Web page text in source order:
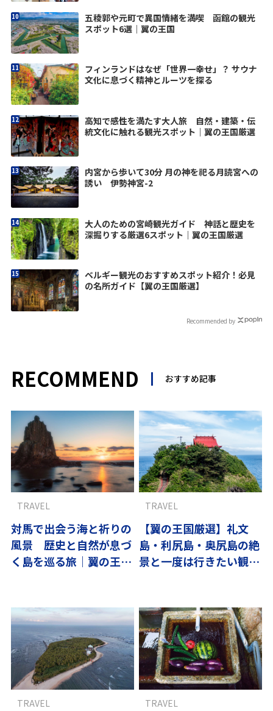
五稜郭や元町で異国情緒を満喫 函館の観光
スポット6選｜翼の王国
フィンランドはなぜ「世界一幸せ」？ サウナ
文化に息づく精神とルーツを探る
高知で感性を満たす大人旅 自然・建築・伝
統文化に触れる観光スポット｜翼の王国厳選
内宮から歩いて30分 月の神を祀る月読宮への
誘い 伊勢神宮-2
大人のための宮崎観光ガイド 神話と歴史を
深掘りする厳選6スポット｜翼の王国厳選
ベルギー観光のおすすめスポット紹介！必見
の名所ガイド【翼の王国厳選】
Recommended by
RECOMMEND おすすめ記事
対馬で出会う海と祈りの
風景 歴史と自然が息づ
く島を巡る旅｜翼の王国
TRAVEL
【翼の王国厳選】礼文
島・利尻島・奥尻島の絶
景と一度は行きたい観光
TRAVEL
TRAVEL TRAVEL